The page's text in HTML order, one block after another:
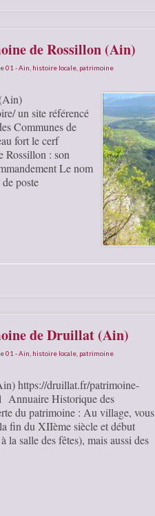
de Rossillon (Ain)
01 - Ain histoire locale patrimoine
un site référencé
Communes de
fort le cerf
Rossillon : son
Le nom
poste
de Druillat (Ain)
01 - Ain histoire locale patrimoine
https://druillat.fr/patrimoine-
Annuaire Historique des
du patrimoine : Au village, vous
fin du XIIème siècle et début
salle des fêtes), mais aussi des